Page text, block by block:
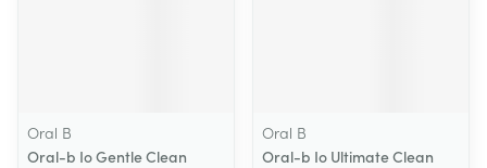
Oral B
Oral-b Io Gentle Clean
Oral B
Oral-b Io Ultimate Clean